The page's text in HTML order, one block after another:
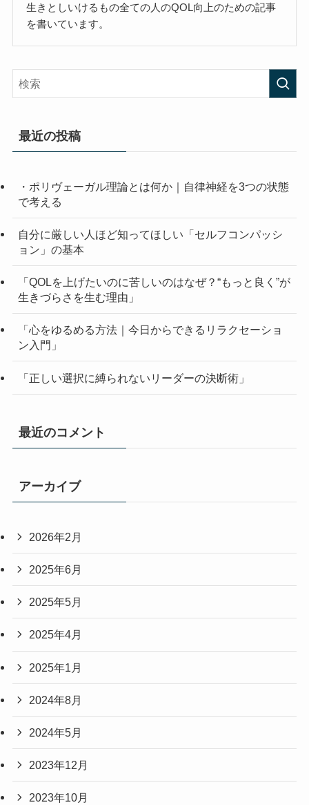
生きとしいけるもの全ての人のQOL向上のための記事
を書いています。
最近の投稿
・ポリヴェーガル理論とは何か｜自律神経を3つの状態
で考える
自分に厳しい人ほど知ってほしい「セルフコンパッシ
ョン」の基本
「QOLを上げたいのに苦しいのはなぜ？“もっと良く”が
生きづらさを生む理由」
「心をゆるめる方法｜今日からできるリラクセーショ
ン入門」
「正しい選択に縛られないリーダーの決断術」
最近のコメント
アーカイブ
2026年2月
2025年6月
2025年5月
2025年4月
2025年1月
2024年8月
2024年5月
2023年12月
2023年10月